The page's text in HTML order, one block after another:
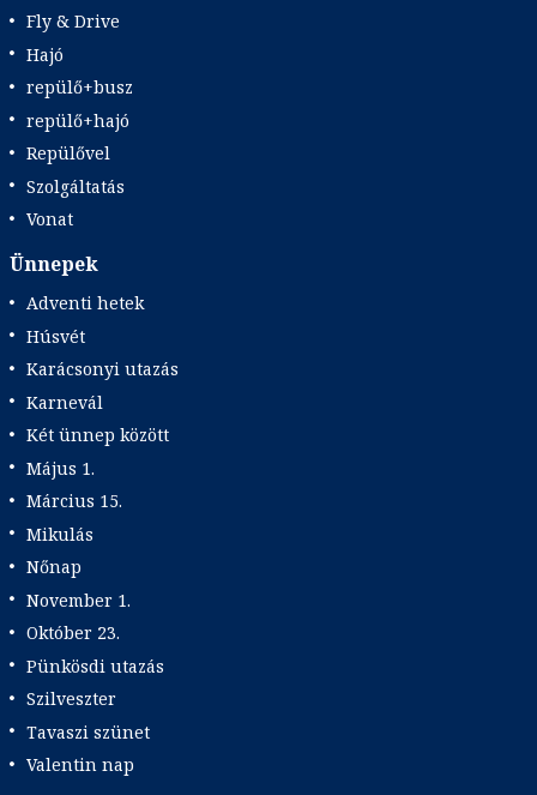
Fly & Drive
Hajó
repülő+busz
repülő+hajó
Repülővel
Szolgáltatás
Vonat
Ünnepek
Adventi hetek
Húsvét
Karácsonyi utazás
Karnevál
Két ünnep között
Május 1.
Március 15.
Mikulás
Nőnap
November 1.
Október 23.
Pünkösdi utazás
Szilveszter
Tavaszi szünet
Valentin nap